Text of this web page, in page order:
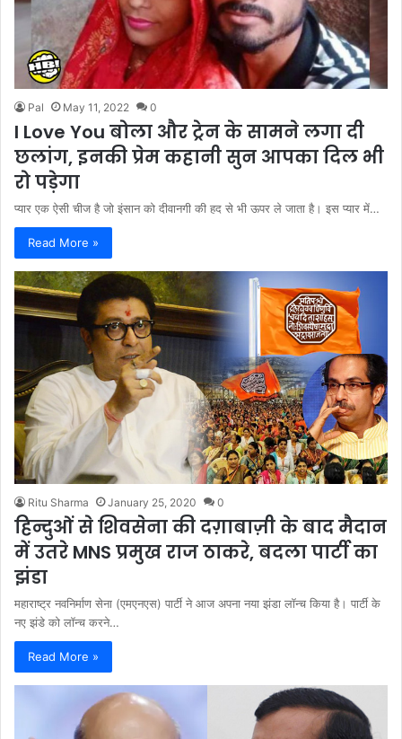
Pal May 11, 2022 0
I Love You बोला और ट्रेन के सामने लगा दी
छलांग, इनकी प्रेम कहानी सुन आपका दिल भी
रो पड़ेगा
प्यार एक ऐसी चीज है जो इंसान को दीवानगी की हद से भी ऊपर ले जाता है। इस प्यार में…
Read More »
Ritu Sharma January 25, 2020 0
हिन्दुओं से शिवसेना की दग़ाबाज़ी के बाद मैदान
में उतरे MNS प्रमुख राज ठाकरे, बदला पार्टी का
झंडा
महाराष्ट्र नवनिर्माण सेना (एमएनएस) पार्टी ने आज अपना नया झंडा लॉन्च किया है। पार्टी के
नए झंडे को लॉन्च करने…
Read More »